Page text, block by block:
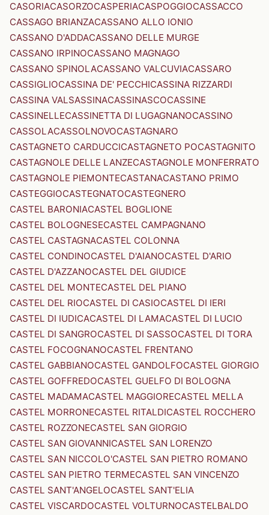
CASORIACASORZOCASPERIACASPOGGIOCASSACCO
CASSAGO BRIANZACASSANO ALLO IONIO
CASSANO D'ADDACASSANO DELLE MURGE
CASSANO IRPINOCASSANO MAGNAGO
CASSANO SPINOLACASSANO VALCUVIACASSARO
CASSIGLIOCASSINA DE' PECCHICASSINA RIZZARDI
CASSINA VALSASSINACASSINASCOCASSINE
CASSINELLECASSINETTA DI LUGAGNANOCASSINO
CASSOLACASSOLNOVOCASTAGNARO
CASTAGNETO CARDUCCICASTAGNETO POCASTAGNITO
CASTAGNOLE DELLE LANZECASTAGNOLE MONFERRATO
CASTAGNOLE PIEMONTECASTANACASTANO PRIMO
CASTEGGIOCASTEGNATOCASTEGNERO
CASTEL BARONIACASTEL BOGLIONE
CASTEL BOLOGNESECASTEL CAMPAGNANO
CASTEL CASTAGNACASTEL COLONNA
CASTEL CONDINOCASTEL D'AIANOCASTEL D'ARIO
CASTEL D'AZZANOCASTEL DEL GIUDICE
CASTEL DEL MONTECASTEL DEL PIANO
CASTEL DEL RIOCASTEL DI CASIOCASTEL DI IERI
CASTEL DI IUDICACASTEL DI LAMACASTEL DI LUCIO
CASTEL DI SANGROCASTEL DI SASSOCASTEL DI TORA
CASTEL FOCOGNANOCASTEL FRENTANO
CASTEL GABBIANOCASTEL GANDOLFOCASTEL GIORGIO
CASTEL GOFFREDOCASTEL GUELFO DI BOLOGNA
CASTEL MADAMACASTEL MAGGIORECASTEL MELLA
CASTEL MORRONECASTEL RITALDICASTEL ROCCHERO
CASTEL ROZZONECASTEL SAN GIORGIO
CASTEL SAN GIOVANNICASTEL SAN LORENZO
CASTEL SAN NICCOLO'CASTEL SAN PIETRO ROMANO
CASTEL SAN PIETRO TERMECASTEL SAN VINCENZO
CASTEL SANT'ANGELOCASTEL SANT'ELIA
CASTEL VISCARDOCASTEL VOLTURNOCASTELBALDO